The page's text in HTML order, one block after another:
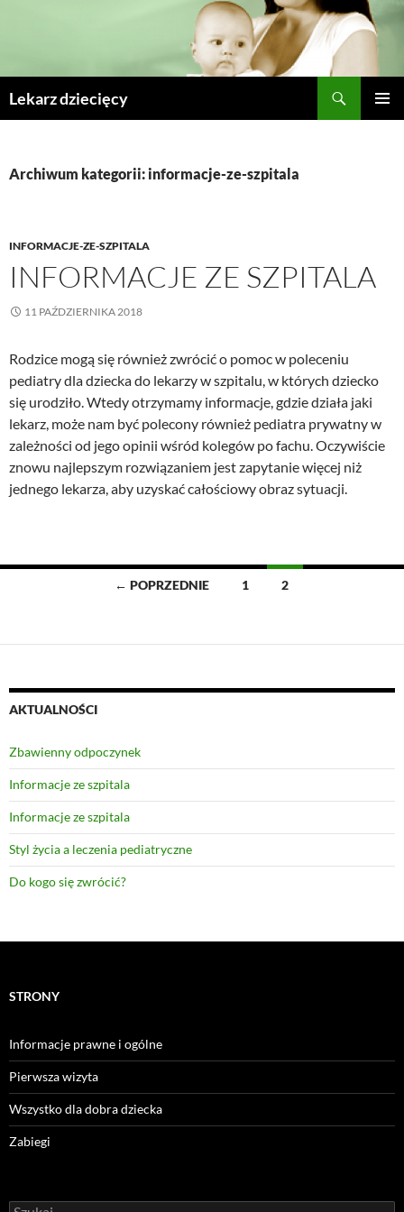
Lekarz dziecięcy
Archiwum kategorii: informacje-ze-szpitala
INFORMACJE-ZE-SZPITALA
INFORMACJE ZE SZPITALA
11 PAŹDZIERNIKA 2018
Rodzice mogą się również zwrócić o pomoc w poleceniu
pediatry dla dziecka do lekarzy w szpitalu, w których dziecko
się urodziło. Wtedy otrzymamy informacje, gdzie działa jaki
lekarz, może nam być polecony również pediatra prywatny w
zależności od jego opinii wśród kolegów po fachu. Oczywiście
znowu najlepszym rozwiązaniem jest zapytanie więcej niż
jednego lekarza, aby uzyskać całościowy obraz sytuacji.
wpisach
← POPRZEDNIE 1 2
AKTUALNOŚCI
Zbawienny odpoczynek
Informacje ze szpitala
Informacje ze szpitala
Styl życia a leczenia pediatryczne
Do kogo się zwrócić?
STRONY
Informacje prawne i ogólne
Pierwsza wizyta
Wszystko dla dobra dziecka
Zabiegi
Szukaj: